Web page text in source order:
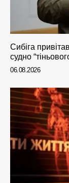
Сибіга
судно
06.08.2026